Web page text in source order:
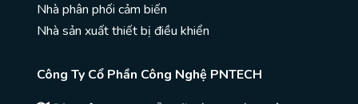
Nhà phân phối cảm biến
Nhà sản xuất thiết bị điều khiển
Công Ty Cổ Phần Công Nghệ PNTECH